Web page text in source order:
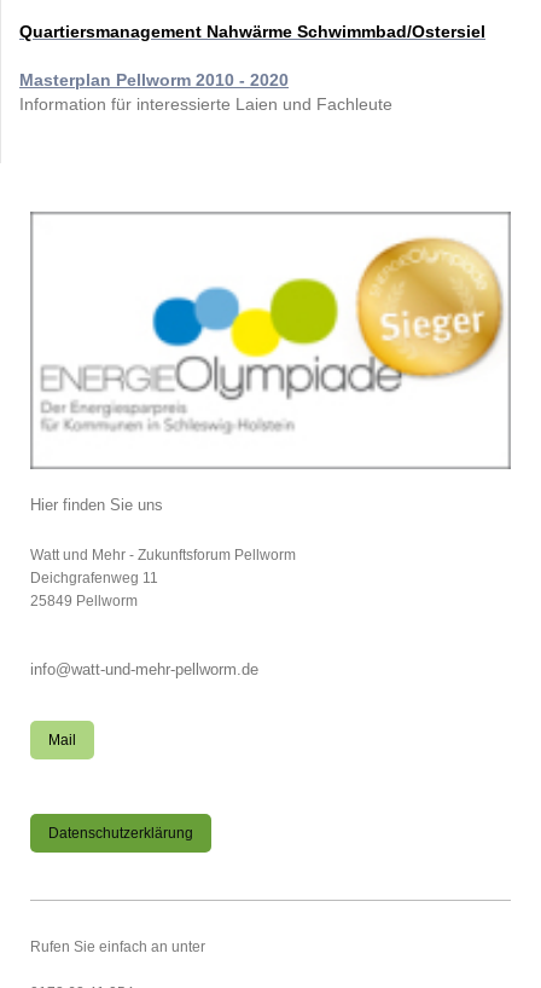
Quartiersmanagement Nahwärme Schwimmbad/Ostersiel
Masterplan Pellworm 2010 - 2020
Information für interessierte Laien und Fachleute
Hier finden Sie uns
Watt und Mehr - Zukunftsforum Pellworm
Deichgrafenweg 11
25849 Pellworm
info@watt-und-mehr-pellworm.de
Mail
Datenschutzerklärung
Rufen Sie einfach an unter